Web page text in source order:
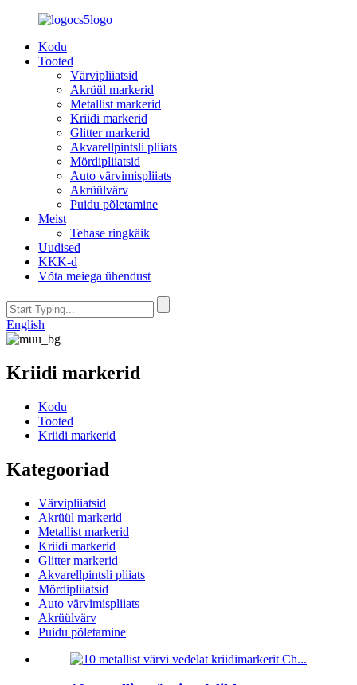
Kodu
Tooted
Värvipliiatsid
Akrüül markerid
Metallist markerid
Kriidi markerid
Glitter markerid
Akvarellpintsli pliiats
Mördipliiatsid
Auto värvimispliiats
Akrüülvärv
Puidu põletamine
Meist
Tehase ringkäik
Uudised
KKK-d
Võta meiega ühendust
English
Kriidi markerid
Kodu
Tooted
Kriidi markerid
Kategooriad
Värvipliiatsid
Akrüül markerid
Metallist markerid
Kriidi markerid
Glitter markerid
Akvarellpintsli pliiats
Mördipliiatsid
Auto värvimispliiats
Akrüülvärv
Puidu põletamine